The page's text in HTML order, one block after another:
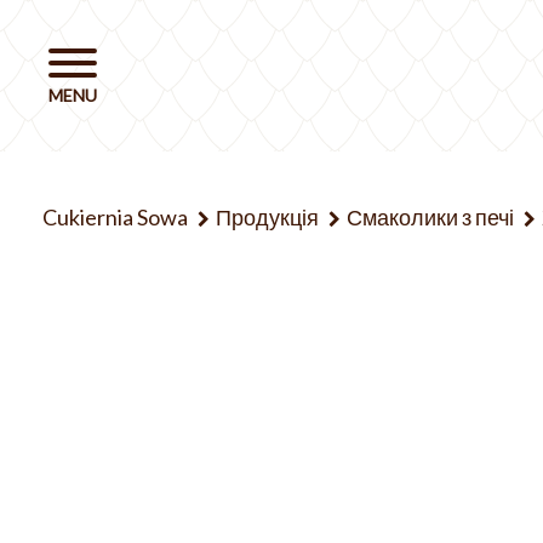
Cukiernia Sowa Продукція Смаколики з печі